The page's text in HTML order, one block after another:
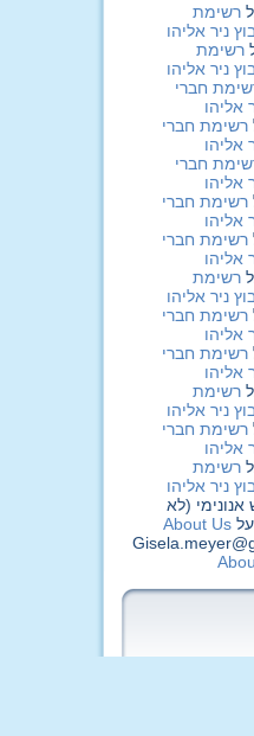
רשימת
ניר אליהו
רשימת
ניר אליהו
חברי
אליהו
רשימת חברי
אליהו
חברי
אליהו
רשימת חברי
אליהו
רשימת חברי
אליהו
רשימת
ניר אליהו
רשימת חברי
אליהו
רשימת חברי
אליהו
רשימת
ניר אליהו
רשימת חברי
אליהו
רשימת
ניר אליהו
(לא
על About Us